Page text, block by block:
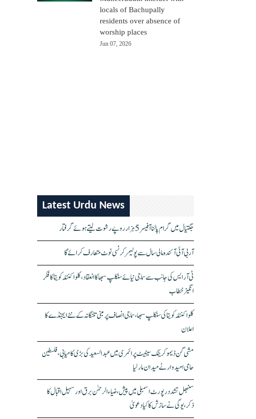
locals of Bachupally
residents over absence of
worship places
Jun 07, 2026
Latest Urdu News
جگتیال میں گرام پالنا آفیسر 5 ہزار روپے رشوت لیتے ہوئے گرفتار
آر بی آئی آئندہ مالی سال سے پولیمر کرنسی نوٹ متعارف کرائے گا
ٹی آر ایس کی جانب سے سماجی نیائے سنکلپ سبھا کا انعقاد، کلواکنٹلہ کویتا کا فکر
انگیز خطاب
کلواکنٹلہ کویتا کی سنکلپ سبھا، سماجی انصاف پر مبنی تلنگانہ کے نئے ایجنڈے کا
اعلان
مشی گن ڈیموکریٹک سینیٹ پرائمری میں عبدالسعید کی بڑی کامیابی، فلسطین
حامی امیدوار نے میدان مار لیا
سنبھل تشدد رپورٹ اسمبلی میں پیش، ضیاء الرحمٰن برق اور سہیل اقبال کا
ذکر، یوگی نے سازش کا کیا دعویٰ